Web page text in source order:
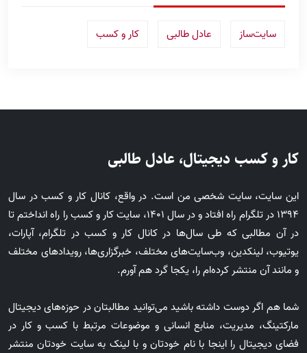
سایت‌ساز عادل طالبی کار و کسب
کار و کسب دیجیتال، عادل طالبی
این سایت، سایت شخصی من است. در واقع، کانال کار و کسب در سال
1394 در تلگرام راه افتاد و در سال 1401، سایت کار و کسب را راه انداختم تا
در آن مطالبی که طی سال‌ها در کانال کار و کسب در تلگرام، آپارات،
یوتیوب، لینکدین، وب‌سایت‌های مختلف، خبرگزاری‌ها، رویدادهای مختلف
و مانند آن منتشر کرده‌ام را، یکجا گرد هم آورم.
شما هم اگر دوست داشته باشید می‌توانید مطالبتان در حوزه‌های دیجیتال
مارکتینگ، مدیریت، منابع انسانی و موضوعات مرتبط با کسب و کار در
فضای دیجیتال را اینجا با نام خودتان و با لینک به سایت خودتان منتشر